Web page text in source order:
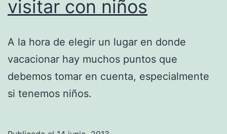
visitar con niños
A la hora de elegir un lugar en donde
vacacionar hay muchos puntos que
debemos tomar en cuenta, especialmente
si tenemos niños.